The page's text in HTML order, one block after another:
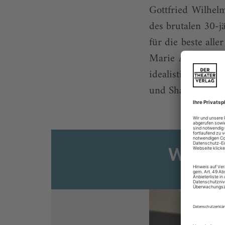
Gottfried
des brutalen 30-
für die beste
Marie Arouet
idealistischen
und